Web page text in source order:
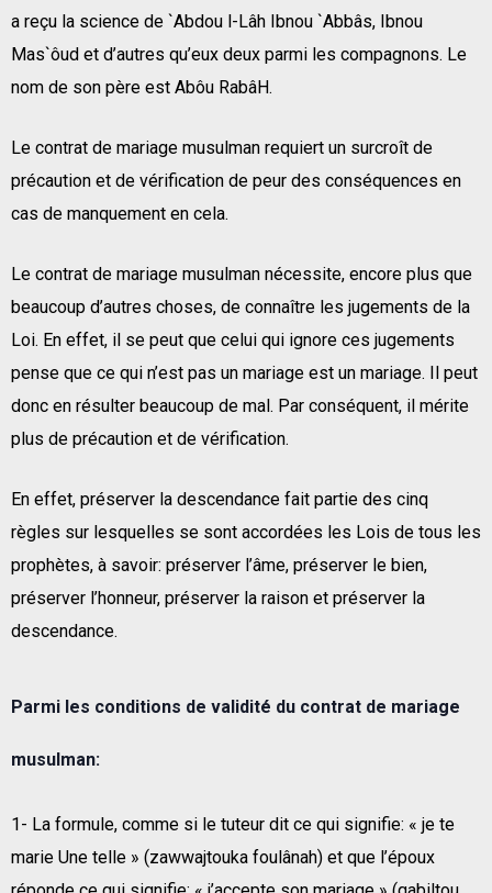
a reçu la science de `Abdou l-Lâh Ibnou `Abbâs, Ibnou
Mas`ôud et d’autres qu’eux deux parmi les compagnons. Le
nom de son père est Abôu RabâH.
Le contrat de mariage musulman requiert un surcroît de
précaution et de vérification de peur des conséquences en
cas de manquement en cela.
Le contrat de mariage musulman nécessite, encore plus que
beaucoup d’autres choses, de connaître les jugements de la
Loi. En effet, il se peut que celui qui ignore ces jugements
pense que ce qui n’est pas un mariage est un mariage. Il peut
donc en résulter beaucoup de mal. Par conséquent, il mérite
plus de précaution et de vérification.
En effet, préserver la descendance fait partie des cinq
règles sur lesquelles se sont accordées les Lois de tous les
prophètes, à savoir: préserver l’âme, préserver le bien,
préserver l’honneur, préserver la raison et préserver la
descendance.
Parmi les conditions de validité du contrat de mariage
musulman:
1- La formule, comme si le tuteur dit ce qui signifie: « je te
marie Une telle » (zawwajtouka foulânah) et que l’époux